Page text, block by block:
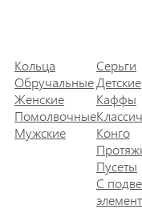
Кольца
Обручальные
Женские
Помолвочные
Мужские
Серьги
Детские
Каффы
Конго
Пусеты
С